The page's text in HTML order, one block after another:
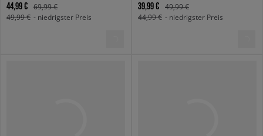
44,99 €
69,99 €
49,99 € - niedrigster Preis
39,99 €
49,99 €
44,99 € - niedrigster Preis